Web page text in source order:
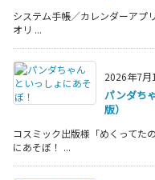
システム手帳／カレンダーアプ
オリ ...
2026年7月
パンダち
版）
コスミック出版様「めくってた
にあそぼ！ ...